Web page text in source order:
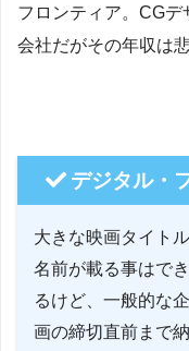
フロンティア。CG
会社だがその年収は
デジタル・
大きな映画タイト
名前が載る事はで
るけど、一般的な
画の締切直前まで